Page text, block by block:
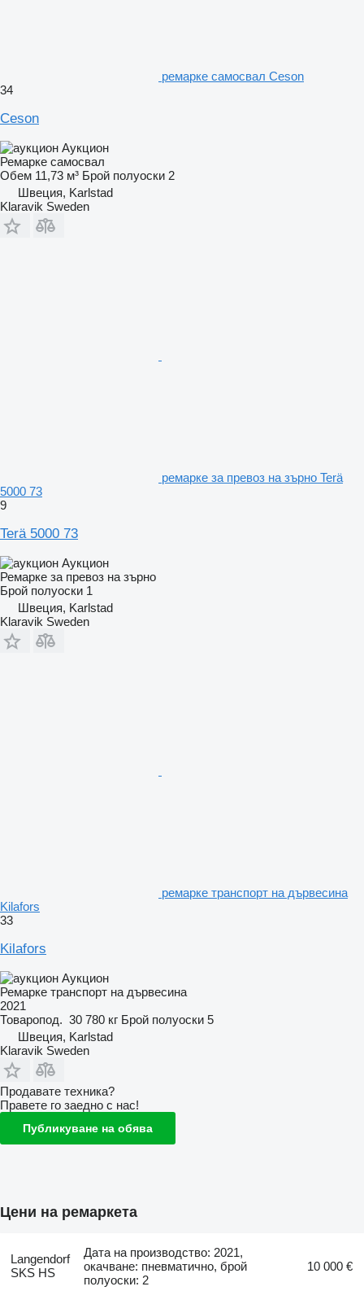
ремарке самосвал Ceson
34
Ceson
Аукцион
Ремарке самосвал
Обем 11,73 м³ Брой полуоски 2
Швеция, Karlstad
Klaravik Sweden
ремарке за превоз на зърно Terä
5000 73
9
Terä 5000 73
Аукцион
Ремарке за превоз на зърно
Брой полуоски 1
Швеция, Karlstad
Klaravik Sweden
ремарке транспорт на дървесина
Kilafors
33
Kilafors
Аукцион
Ремарке транспорт на дървесина
2021
Товаропод. 30 780 кг Брой полуоски 5
Швеция, Karlstad
Klaravik Sweden
Продавате техника?
Правете го заедно с нас!
Публикуване на обява
Цени на ремаркета
Langendorf
SKS HS
Дата на производство: 2021,
окачване: пневматично, брой
полуоски: 2
10 000 €